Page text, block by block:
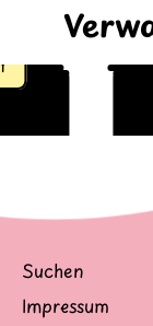
Suchen
Impressum